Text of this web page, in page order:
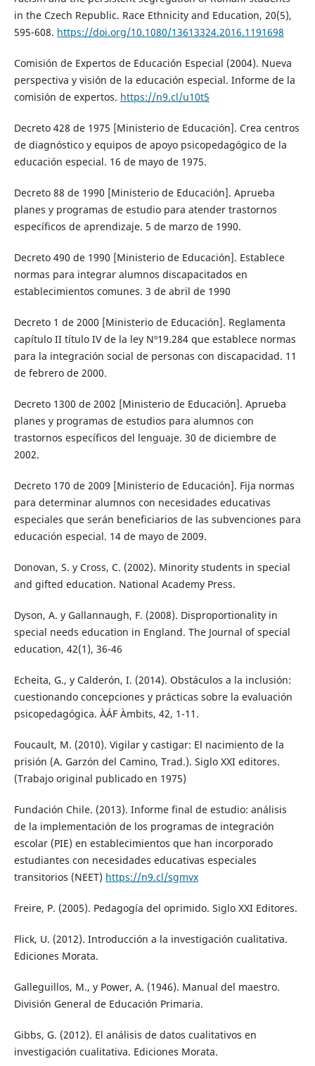
in the Czech Republic. Race Ethnicity and Education, 20(5),
595-608. https://doi.org/10.1080/13613324.2016.1191698
Comisión de Expertos de Educación Especial (2004). Nueva
perspectiva y visión de la educación especial. Informe de la
comisión de expertos. https://n9.cl/u10t5
Decreto 428 de 1975 [Ministerio de Educación]. Crea centros
de diagnóstico y equipos de apoyo psicopedagógico de la
educación especial. 16 de mayo de 1975.
Decreto 88 de 1990 [Ministerio de Educación]. Aprueba
planes y programas de estudio para atender trastornos
específicos de aprendizaje. 5 de marzo de 1990.
Decreto 490 de 1990 [Ministerio de Educación]. Establece
normas para integrar alumnos discapacitados en
establecimientos comunes. 3 de abril de 1990
Decreto 1 de 2000 [Ministerio de Educación]. Reglamenta
capítulo II título IV de la ley Nº19.284 que establece normas
para la integración social de personas con discapacidad. 11
de febrero de 2000.
Decreto 1300 de 2002 [Ministerio de Educación]. Aprueba
planes y programas de estudios para alumnos con
trastornos específicos del lenguaje. 30 de diciembre de
2002.
Decreto 170 de 2009 [Ministerio de Educación]. Fija normas
para determinar alumnos con necesidades educativas
especiales que serán beneficiarios de las subvenciones para
educación especial. 14 de mayo de 2009.
Donovan, S. y Cross, C. (2002). Minority students in special
and gifted education. National Academy Press.
Dyson, A. y Gallannaugh, F. (2008). Disproportionality in
special needs education in England. The Journal of special
education, 42(1), 36-46
Echeita, G., y Calderón, I. (2014). Obstáculos a la inclusión:
cuestionando concepciones y prácticas sobre la evaluación
psicopedagógica. ÀÁF Àmbits, 42, 1-11.
Foucault, M. (2010). Vigilar y castigar: El nacimiento de la
prisión (A. Garzón del Camino, Trad.). Siglo XXI editores.
(Trabajo original publicado en 1975)
Fundación Chile. (2013). Informe final de estudio: análisis
de la implementación de los programas de integración
escolar (PIE) en establecimientos que han incorporado
estudiantes con necesidades educativas especiales
transitorios (NEET) https://n9.cl/sgmvx
Freire, P. (2005). Pedagogía del oprimido. Siglo XXI Editores.
Flick, U. (2012). Introducción a la investigación cualitativa.
Ediciones Morata.
Galleguillos, M., y Power, A. (1946). Manual del maestro.
División General de Educación Primaria.
Gibbs, G. (2012). El análisis de datos cualitativos en
investigación cualitativa. Ediciones Morata.